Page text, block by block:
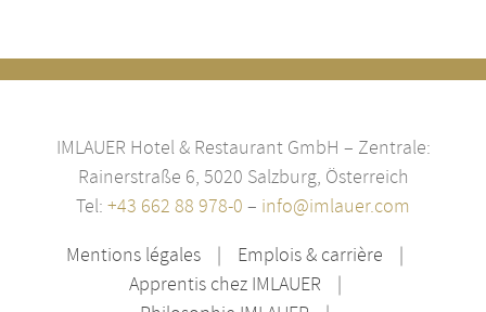
IMLAUER Hotel & Restaurant GmbH – Zentrale:
Rainerstraße 6, 5020 Salzburg, Österreich
Tel: +43 662 88 978-0 – info@imlauer.com
Mentions légales
Emplois & carrière
Apprentis chez IMLAUER